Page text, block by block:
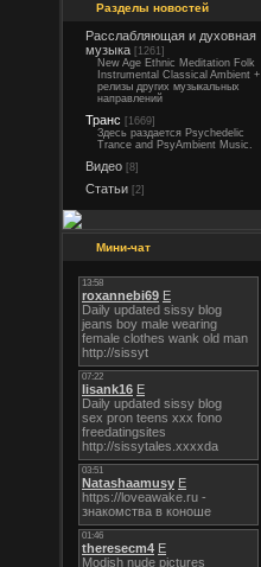
Разделы новостей
Расслабляющая и духовная
музыка [1261]
New Age Ethnic Meditation Folk
Instrumental Classical Ambient +
релизы других музыкальных
направлений
Транс [1669]
Здесь раздается Psychedelic
Trance and PsyAmbient Music.
Видео [8]
Статьи [2]
Мини-чат